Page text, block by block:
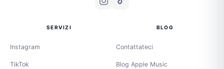
SERVIZI
Instagram
TikTok
BLOG
Contattateci
Blog Apple Music